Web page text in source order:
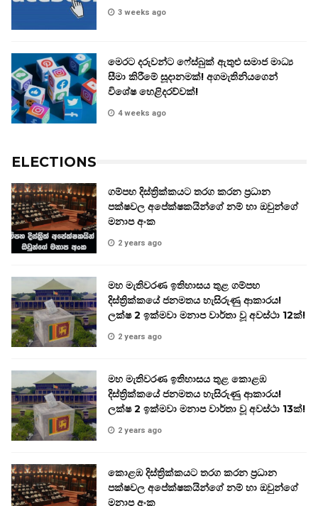
3 weeks ago
මෙරට දරුවන්ට ෆේස්බුක් ඇතුළු සමාජ මාධ්‍ය
සීමා කිරීමේ සූදානමක්! අගමැතිනියගෙන්
විශේෂ හෙළිදරව්වක්!
4 weeks ago
ELECTIONS
ගම්පහ දිස්ත්‍රික්කයට තරග කරන ප්‍රධාන
පක්ෂවල අපේක්ෂකයින්ගේ නම් හා ඔවුන්ගේ
මනාප අංක
2 years ago
මහ මැතිවරණ ඉතිහාසය තුළ ගම්පහ
දිස්ත්‍රික්කයේ ජනමතය හැසිරුණු ආකාරය!
ලක්ෂ 2 ඉක්මවා මනාප වාර්තා වූ අවස්ථා 12ක්!
2 years ago
මහ මැතිවරණ ඉතිහාසය තුළ කොළඹ
දිස්ත්‍රික්කයේ ජනමතය හැසිරුණු ආකාරය!
ලක්ෂ 2 ඉක්මවා මනාප වාර්තා වූ අවස්ථා 13ක්!
2 years ago
කොළඹ දිස්ත්‍රික්කයට තරග කරන ප්‍රධාන
පක්ෂවල අපේක්ෂකයින්ගේ නම් හා ඔවුන්ගේ
මනාප අංක